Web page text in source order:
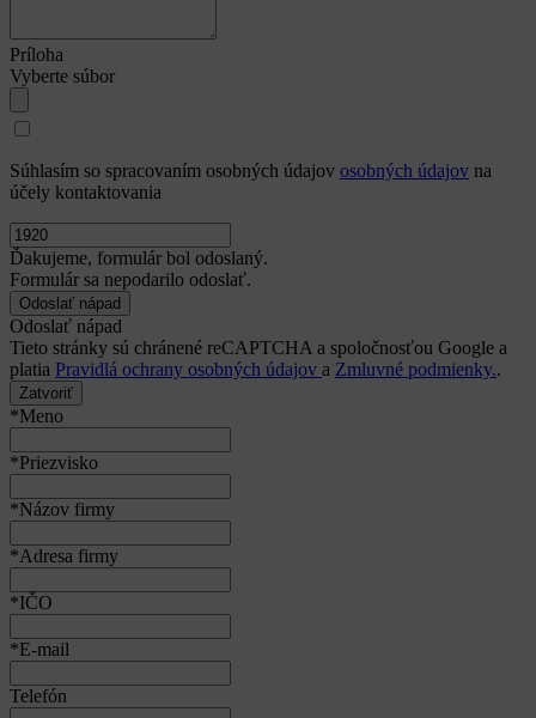
Príloha
Vyberte súbor
Súhlasím so spracovaním osobných údajov osobných údajov na
účely kontaktovania
Ďakujeme, formulár bol odoslaný.
Formulár sa nepodarilo odoslať.
Odoslať nápad
Tieto stránky sú chránené reCAPTCHA a spoločnosťou Google a
platia Pravidlá ochrany osobných údajov a Zmluvné podmienky..
Zatvoriť
*Meno
*Priezvisko
*Názov firmy
*Adresa firmy
*IČO
*E-mail
Telefón